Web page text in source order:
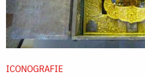
ICONOGRAFIE